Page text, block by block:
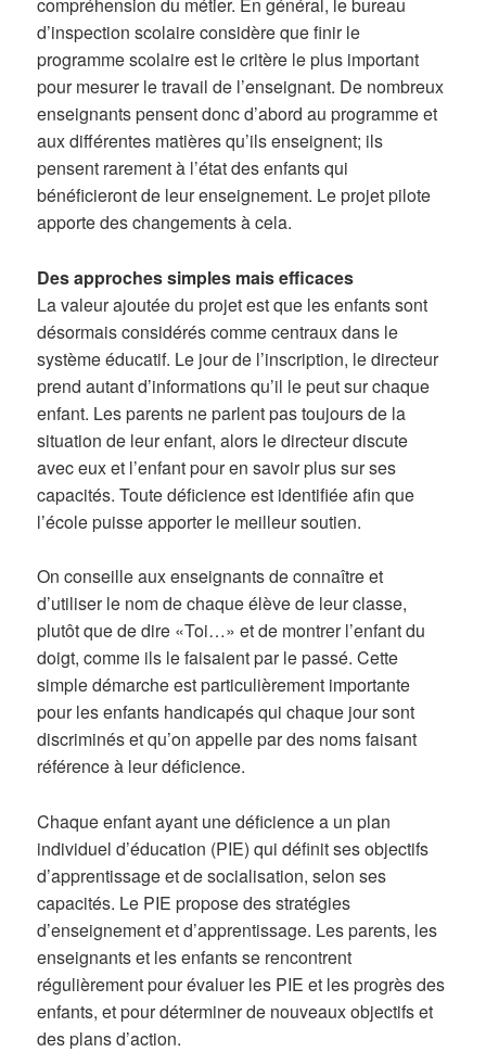
d’inspection scolaire considère que finir le
programme scolaire est le critère le plus important
pour mesurer le travail de l’enseignant. De nombreux
enseignants pensent donc d’abord au programme et
aux différentes matières qu’ils enseignent; ils
pensent rarement à l’état des enfants qui
bénéficieront de leur enseignement. Le projet pilote
apporte des changements à cela.
Des approches simples mais efficaces
La valeur ajoutée du projet est que les enfants sont
désormais considérés comme centraux dans le
système éducatif. Le jour de l’inscription, le directeur
prend autant d’informations qu’il le peut sur chaque
enfant. Les parents ne parlent pas toujours de la
situation de leur enfant, alors le directeur discute
avec eux et l’enfant pour en savoir plus sur ses
capacités. Toute déficience est identifiée afin que
l’école puisse apporter le meilleur soutien.
On conseille aux enseignants de connaître et
d’utiliser le nom de chaque élève de leur classe,
plutôt que de dire «Toi…» et de montrer l’enfant du
doigt, comme ils le faisaient par le passé. Cette
simple démarche est particulièrement importante
pour les enfants handicapés qui chaque jour sont
discriminés et qu’on appelle par des noms faisant
référence à leur déficience.
Chaque enfant ayant une déficience a un plan
individuel d’éducation (PIE) qui définit ses objectifs
d’apprentissage et de socialisation, selon ses
capacités. Le PIE propose des stratégies
d’enseignement et d’apprentissage. Les parents, les
enseignants et les enfants se rencontrent
régulièrement pour évaluer les PIE et les progrès des
enfants, et pour déterminer de nouveaux objectifs et
des plans d’action.